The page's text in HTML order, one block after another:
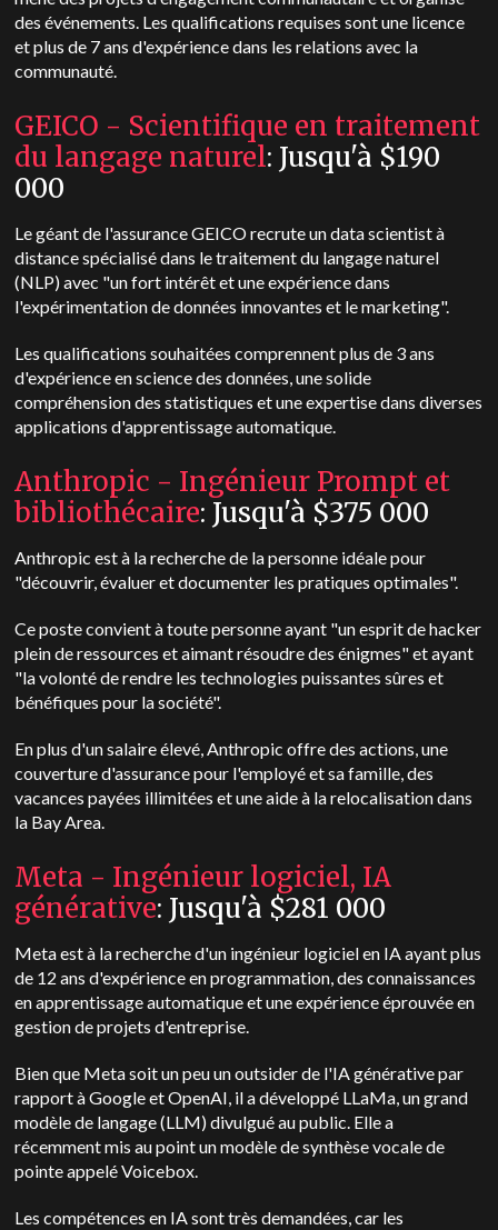
des événements. Les qualifications requises sont une licence
et plus de 7 ans d'expérience dans les relations avec la
communauté.
GEICO - Scientifique en traitement
du langage naturel: Jusqu'à $190
000
Le géant de l'assurance GEICO recrute un data scientist à
distance spécialisé dans le traitement du langage naturel
(NLP) avec "un fort intérêt et une expérience dans
l'expérimentation de données innovantes et le marketing".
Les qualifications souhaitées comprennent plus de 3 ans
d'expérience en science des données, une solide
compréhension des statistiques et une expertise dans diverses
applications d'apprentissage automatique.
Anthropic - Ingénieur Prompt et
bibliothécaire: Jusqu'à $375 000
Anthropic est à la recherche de la personne idéale pour
"découvrir, évaluer et documenter les pratiques optimales".
Ce poste convient à toute personne ayant "un esprit de hacker
plein de ressources et aimant résoudre des énigmes" et ayant
"la volonté de rendre les technologies puissantes sûres et
bénéfiques pour la société".
En plus d'un salaire élevé, Anthropic offre des actions, une
couverture d'assurance pour l'employé et sa famille, des
vacances payées illimitées et une aide à la relocalisation dans
la Bay Area.
Meta - Ingénieur logiciel, IA
générative: Jusqu'à $281 000
Meta est à la recherche d'un ingénieur logiciel en IA ayant plus
de 12 ans d'expérience en programmation, des connaissances
en apprentissage automatique et une expérience éprouvée en
gestion de projets d'entreprise.
Bien que Meta soit un peu un outsider de l'IA générative par
rapport à Google et OpenAI, il a développé LLaMa, un grand
modèle de langage (LLM) divulgué au public. Elle a
récemment mis au point un modèle de synthèse vocale de
pointe appelé Voicebox.
Les compétences en IA sont très demandées, car les